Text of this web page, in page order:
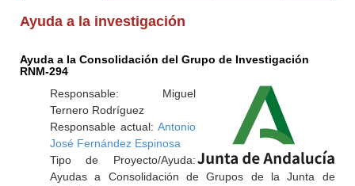
Ayuda a la investigación
Ayuda a la Consolidación del Grupo de Investigación
RNM-294
Responsable: Miguel
Ternero Rodríguez
Responsable actual: Antonio
José Fernández Espinosa
Tipo de Proyecto/Ayuda:
Ayudas a Consolidación de Grupos de la Junta de